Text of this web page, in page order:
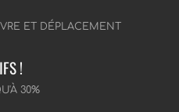
ET DÉPLACEMENT
!
30%